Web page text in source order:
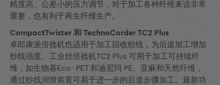
精度高、公差小的压力调节，对于加工各种纤维来说非常
重要，也有利于再生纤维生产。
CompactTwister 和 TechnoCorder TC2 Plus
卓郎康派倍捻机也适用于加工回收纱线，为后道加工增加
纱线强度。工业丝倍捻机TC2 Plus 可用于加工可持续纤
维，如生物基Eco- PET 和迪尼玛 PE、亚麻和天然纤维，
通过纱线润滑装置可易于进一步的后道步骤加工。最新功